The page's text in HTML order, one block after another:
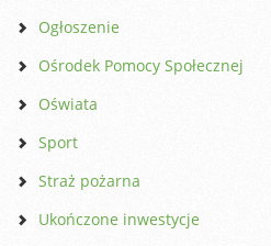
Ogłoszenie
Ośrodek Pomocy Społecznej
Oświata
Sport
Straż pożarna
Ukończone inwestycje